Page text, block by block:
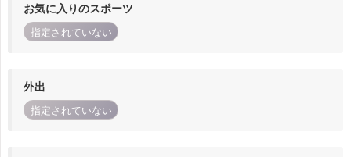
お気に入りのスポーツ
指定されていない
外出
指定されていない